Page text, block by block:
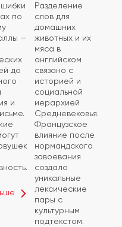
по
—
до
и
Разделение
слов для
домашних
животных и их
мяса в
английском
связано с
историей и
социальной
иерархией
Средневековья.
Французское
влияние после
нормандского
завоевания
создало
уникальные
лексические
пары с
культурным
подтекстом.